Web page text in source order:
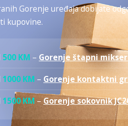
Gorenje uređaja dobijate
kupovine.
500 KM – Gorenje štapni mikser
1000 KM – Gorenje kontaktni
1500 KM –Gorenje sokovnik